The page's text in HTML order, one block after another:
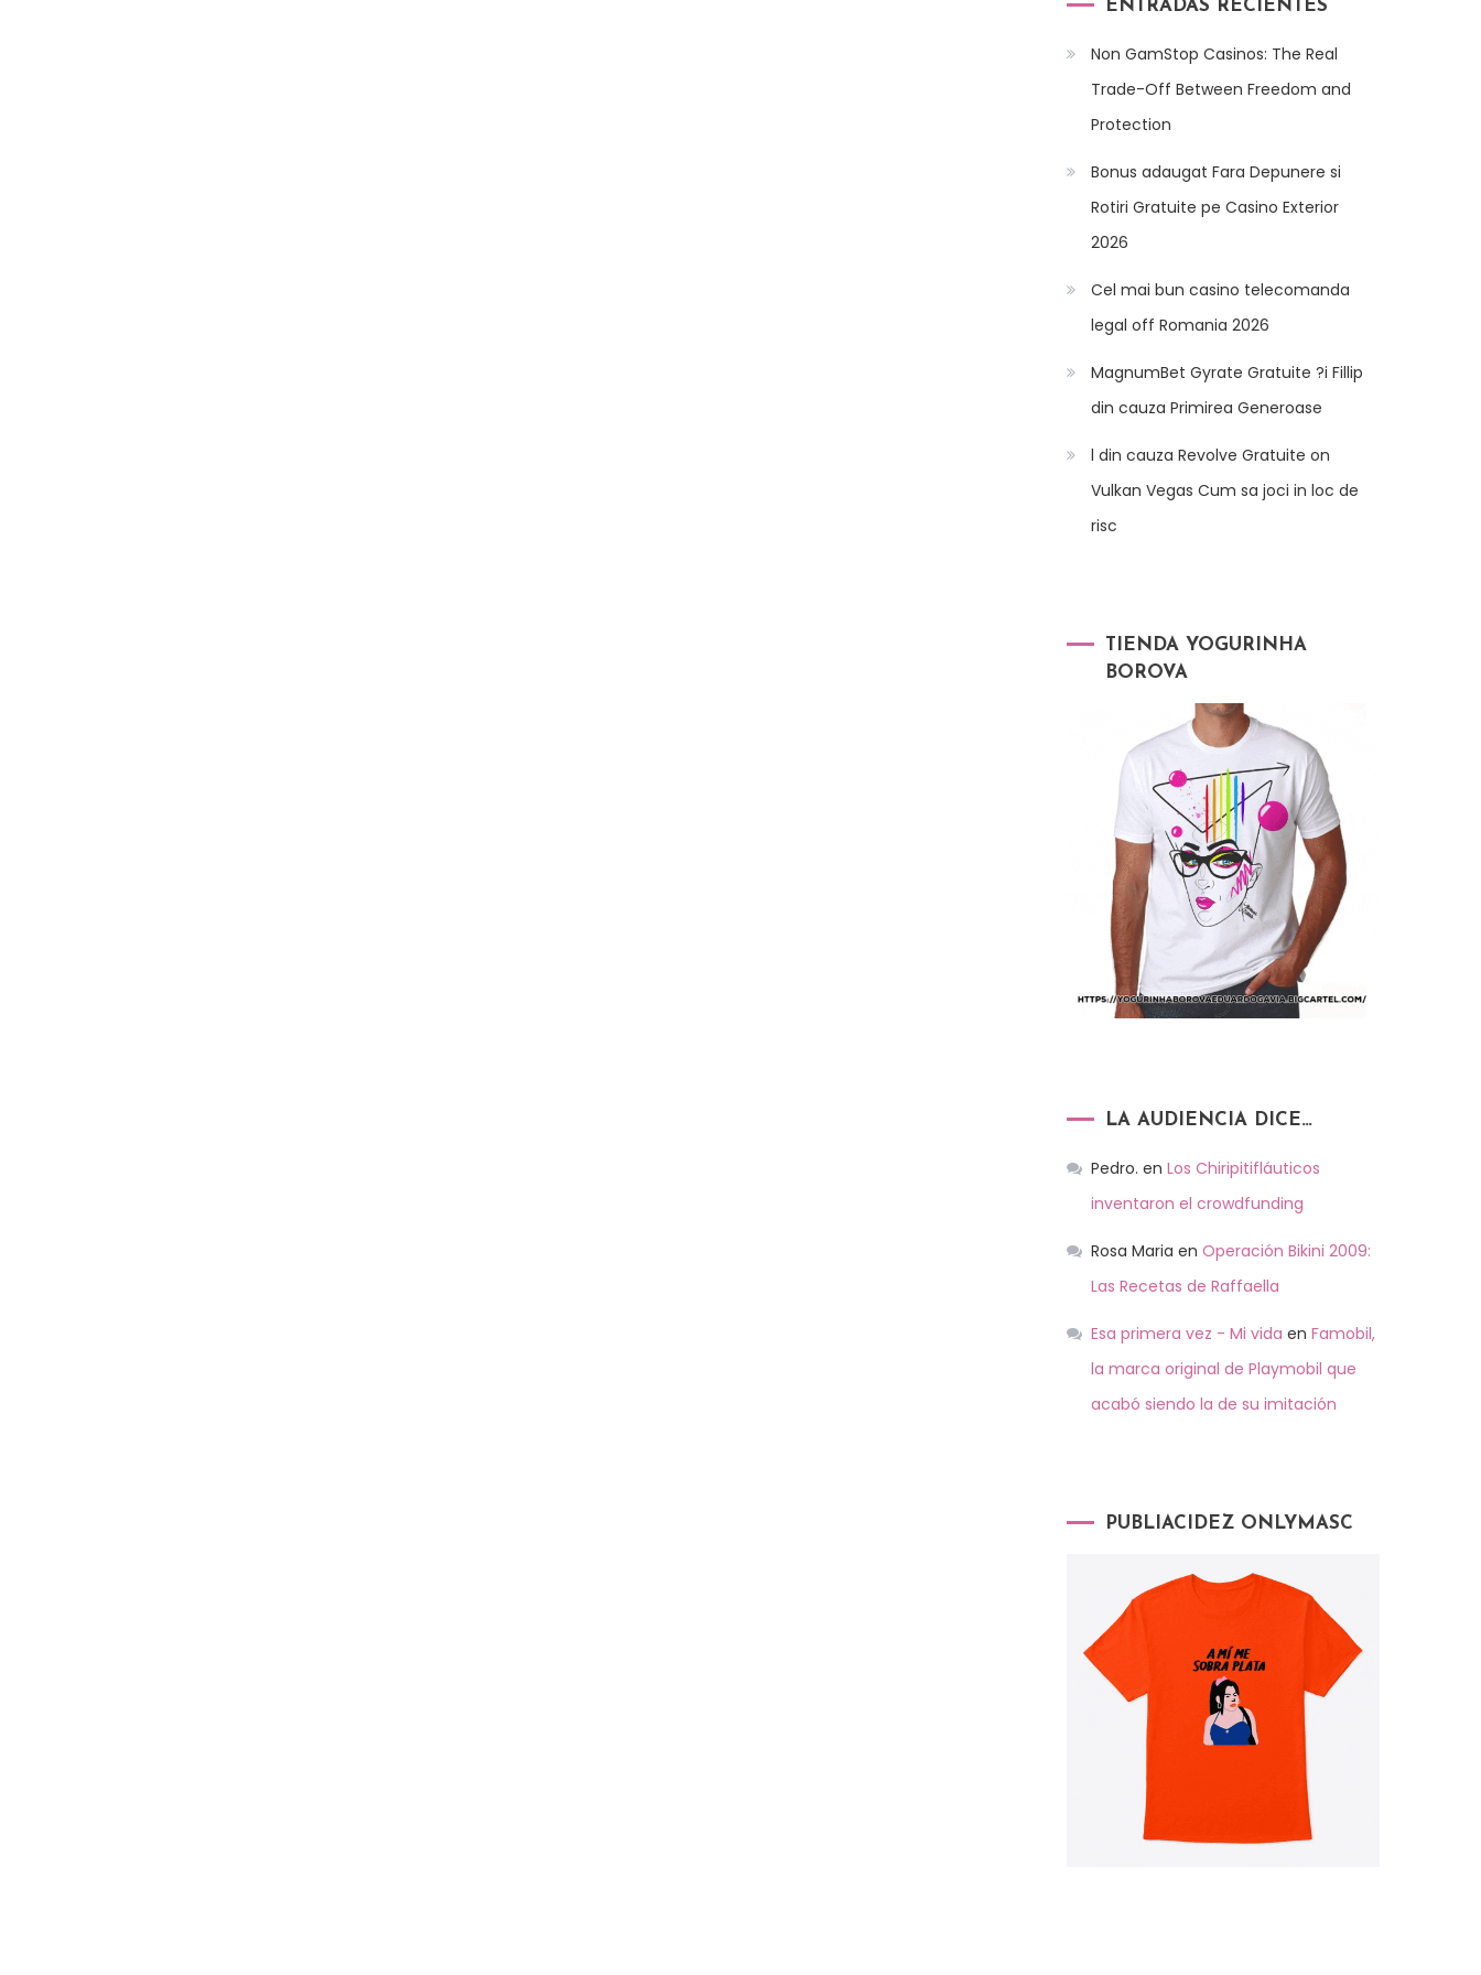
ENTRADAS RECIENTES
Non GamStop Casinos: The Real
Trade-Off Between Freedom and
Protection
Bonus adaugat Fara Depunere si
Rotiri Gratuite pe Casino Exterior
2026
Cel mai bun casino telecomanda
legal off Romania 2026
MagnumBet Gyrate Gratuite ?i Fillip
din cauza Primirea Generoase
l din cauza Revolve Gratuite on
Vulkan Vegas Cum sa joci in loc de
risc
TIENDA YOGURINHA
BOROVA
LA AUDIENCIA DICE…
Pedro. en Los Chiripitifláuticos
inventaron el crowdfunding
Rosa Maria en Operación Bikini 2009:
Las Recetas de Raffaella
Esa primera vez - Mi vida en Famobil,
la marca original de Playmobil que
acabó siendo la de su imitación
PUBLIACIDEZ ONLYMASC